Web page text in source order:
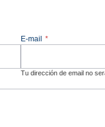
E-mail *
Tu dirección de email no